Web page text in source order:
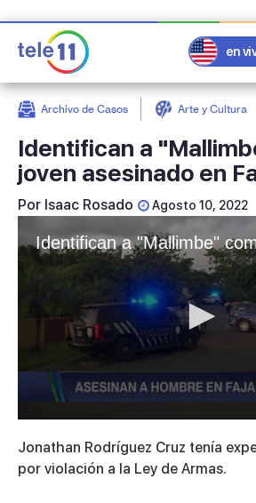
en
Archivo de Casos Arte y Cultura
Identifican a
joven asesinado en
Por Isaac Rosado Agosto 10, 2022
seconds
of
30
Jonathan Rodríguez Cruz tenía
por violación a la Ley de Armas.
post